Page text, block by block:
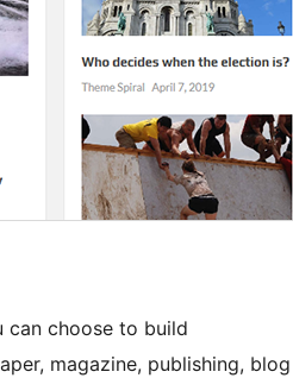
can choose to build
magazine, publishing, blog